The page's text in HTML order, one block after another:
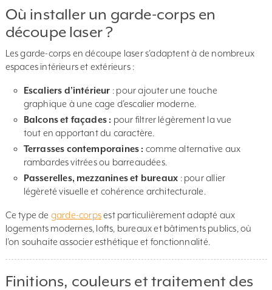
Où installer un garde-corps en
découpe laser ?
Les garde-corps en découpe laser s’adaptent à de nombreux
espaces intérieurs et extérieurs :
Escaliers d’intérieur : pour ajouter une touche
graphique à une cage d’escalier moderne.
Balcons et façades : pour filtrer légèrement la vue
tout en apportant du caractère.
Terrasses contemporaines : comme alternative aux
rambardes vitrées ou barreaudées.
Passerelles, mezzanines et bureaux : pour allier
légèreté visuelle et cohérence architecturale.
Ce type de garde-corpsest particulièrement adapté aux
logements modernes, lofts, bureaux et bâtiments publics, où
l’on souhaite associer esthétique et fonctionnalité.
Finitions, couleurs et traitement des